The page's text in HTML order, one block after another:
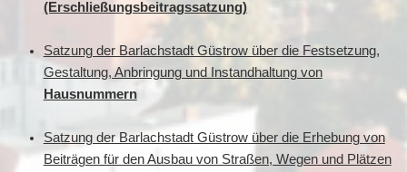
(Erschließungsbeitragssatzung)
Satzung der Barlachstadt Güstrow über die Festsetzung,
Gestaltung, Anbringung und Instandhaltung von
Hausnummern
Satzung der Barlachstadt Güstrow über die Erhebung von
Beiträgen für den Ausbau von Straßen, Wegen und Plätzen